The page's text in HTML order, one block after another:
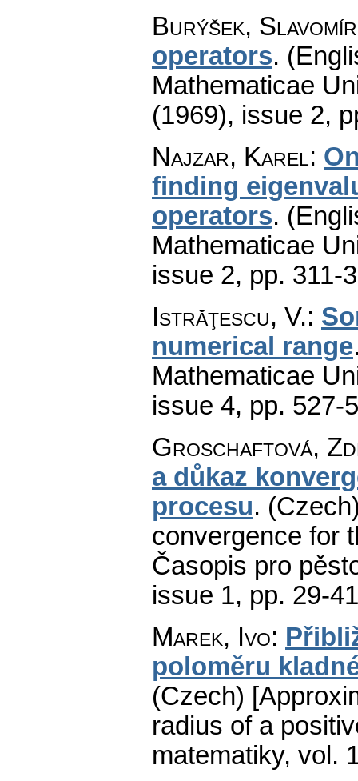
Burýšek, Slavomír
operators.
Mathematicae
(1969), issue 2,
Najzar, Karel:
finding
operators.
Mathematicae
issue 2, pp. 311-
Istrăţescu, V.:
numerical range
Mathematicae
issue 4, pp. 527-
Groschaftová,
a důkaz
procesu.
convergence for
Časopis pro
issue 1, pp. 29-41
Marek, Ivo:
poloměru
(Czech)
radius of a
matematiky, vol.